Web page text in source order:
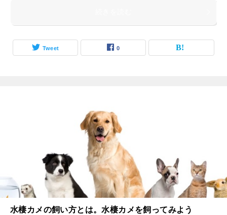
Tweet 0
水棲カメの飼い方とは。水棲カメを飼ってみよう